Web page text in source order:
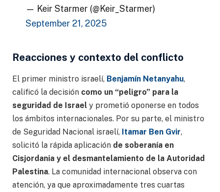
— Keir Starmer (@Keir_Starmer)
September 21, 2025
Reacciones y contexto del conflicto
El primer ministro israelí, Benjamín Netanyahu,
calificó la decisión como un “peligro” para la
seguridad de Israel y prometió oponerse en todos
los ámbitos internacionales. Por su parte, el ministro
de Seguridad Nacional israelí, Itamar Ben Gvir,
solicitó la rápida aplicación de soberanía en
Cisjordania y el desmantelamiento de la Autoridad
Palestina. La comunidad internacional observa con
atención, ya que aproximadamente tres cuartas